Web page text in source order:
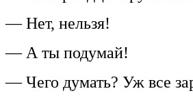
— Нет, нельзя!
— А ты подумай!
— Чего думать? Уж все